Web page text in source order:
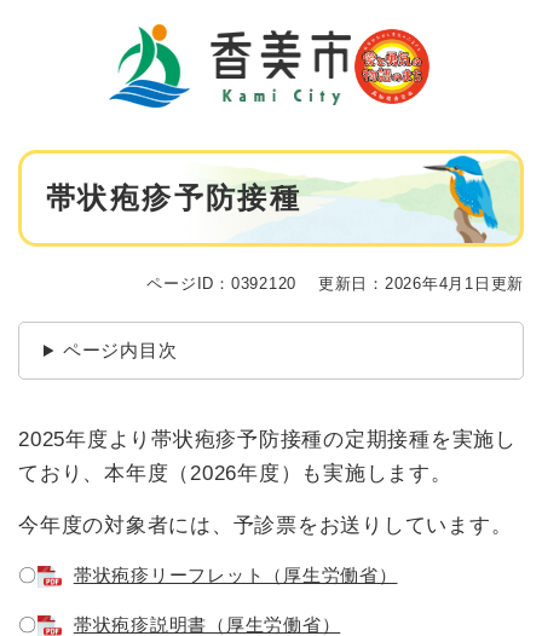
本
帯状疱疹予防接種
ページID：0392120 更新日：2026年4月1日更新
ページ内目次
2025年度より帯状疱疹予防接種の定期接種を実施し
ており、本年度（2026年度）も実施します。
今年度の対象者には、予診票をお送りしています。
〇 帯状疱疹リーフレット（厚生労働省）
〇 帯状疱疹説明書（厚生労働省）